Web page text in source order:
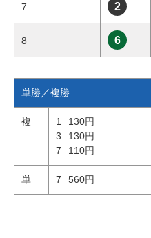
7 2
8 6
単勝／複勝
複 1
130円
3
130円
7
110円
単 7 560円